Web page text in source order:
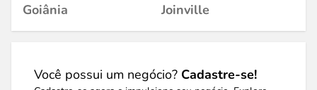
Goiânia
Joinville
Você possui um negócio? Cadastre-se!